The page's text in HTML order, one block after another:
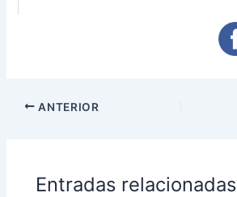
ANTERIOR
Entradas relacionadas